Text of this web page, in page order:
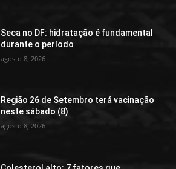
Seca no DF: hidratação é fundamental
durante o período
agosto 8, 2026
Região 26 de Setembro terá vacinação
neste sábado (8)
agosto 8, 2026